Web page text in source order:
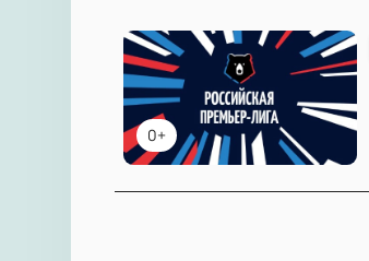
0+